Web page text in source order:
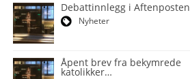
Debattinnlegg i Aftenposten
Nyheter
Åpent brev fra bekymrede
katolikker…